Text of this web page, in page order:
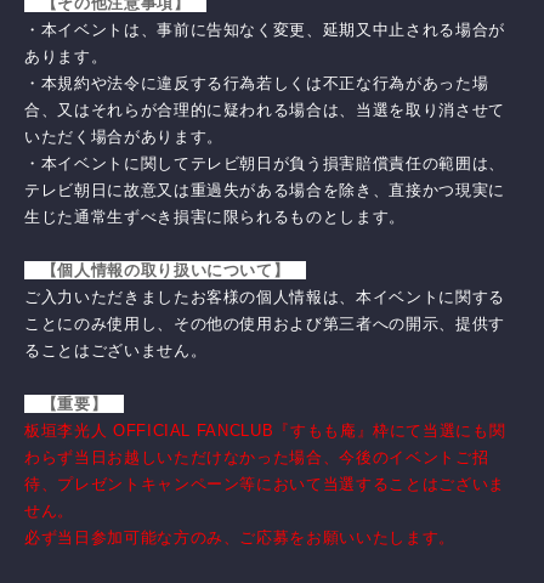
・本イベントは、事前に告知なく変更、延期又中止される場合が
あります。
・本規約や法令に違反する行為若しくは不正な行為があった場
合、又はそれらが合理的に疑われる場合は、当選を取り消させて
いただく場合があります。
・本イベントに関してテレビ朝日が負う損害賠償責任の範囲は、
テレビ朝日に故意又は重過失がある場合を除き、直接かつ現実に
生じた通常生ずべき損害に限られるものとします。
【個人情報の取り扱いについて】
ご入力いただきましたお客様の個人情報は、本イベントに関する
ことにのみ使用し、その他の使用および第三者への開示、提供す
ることはございません。
【重要】
板垣李光人 OFFICIAL FANCLUB『すもも庵』枠にて当選にも関
わらず当日お越しいただけなかった場合、今後のイベントご招
待、プレゼントキャンペーン等において当選することはございま
せん。
必ず当日参加可能な方のみ、ご応募をお願いいたします。
当サイトについて 特定商取引法に基づく表示
アカウントについて お支払いについて
個人情報保護方針 お客さまへのお願い